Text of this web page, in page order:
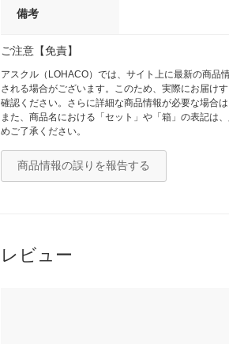
備考
ご注意【免責】
アスクル（LOHACO）では、サイト上に最新の商品
される場合がございます。このため、実際にお届け
確認ください。さらに詳細な商品情報が必要な場合
また、商品名における「セット」や「箱」の表記は
めご了承ください。
商品情報の誤りを報告する
レビュー